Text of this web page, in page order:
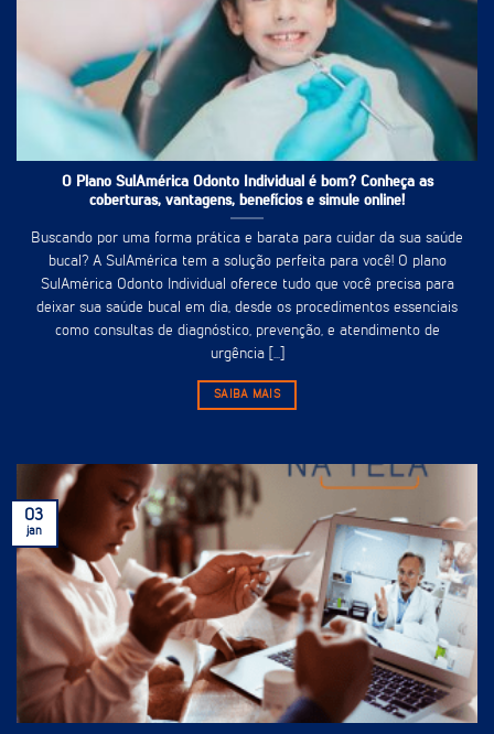
O Plano SulAmérica Odonto Individual é bom? Conheça as
coberturas, vantagens, benefícios e simule online!
Buscando por uma forma prática e barata para cuidar da sua saúde
bucal? A SulAmérica tem a solução perfeita para você! O plano
SulAmérica Odonto Individual oferece tudo que você precisa para
deixar sua saúde bucal em dia, desde os procedimentos essenciais
como consultas de diagnóstico, prevenção, e atendimento de
urgência [...]
SAIBA MAIS
03
jan